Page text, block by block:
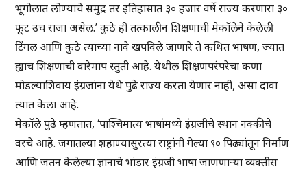
भूगोलात लोण्याचे समुद्र तर इतिहासात ३० हजार वर्षे राज्य करणारा ३०
फूट उंच राजा असेल.’ कुठे ही तत्कालीन शिक्षणाची मेकॉलेने केलेली
टिंगल आणि कुठे त्याच्या नावे खपविले जाणारे ते कथित भाषण, ज्यात
ह्याच शिक्षणाची वारेमाप स्तुती आहे. येथील शिक्षणपरंपरेचा कणा
मोडल्याशिवाय इंग्रजांना येथे पुढे राज्य करता येणार नाही, असा दावा
त्यात केला आहे.
मेकॉले पुढे म्हणतात, ‘पाश्चिमात्य भाषांमध्ये इंग्रजीचे स्थान नक्कीचे
वरचे आहे. जगातल्या शहाण्यासुरत्या राष्ट्रांनी गेल्या ९० पिढ्यांतून निर्माण
आणि जतन केलेल्या ज्ञानाचे भांडार इंग्रजी भाषा जाणणाऱ्या व्यक्तीस